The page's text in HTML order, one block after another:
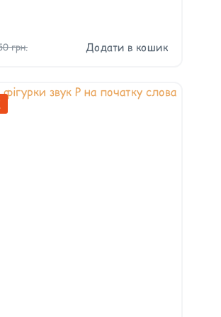
грн. Додати в кошик